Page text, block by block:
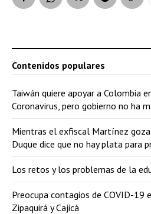
Contenidos populares
Taiwán quiere apoyar a Colombia
Coronavirus, pero gobierno no ha
Mientras el exfiscal Martínez
Duque dice que no hay plata para
Los retos y los problemas de la
Preocupa contagios de COVID-19
Zipaquirá y Cajicá